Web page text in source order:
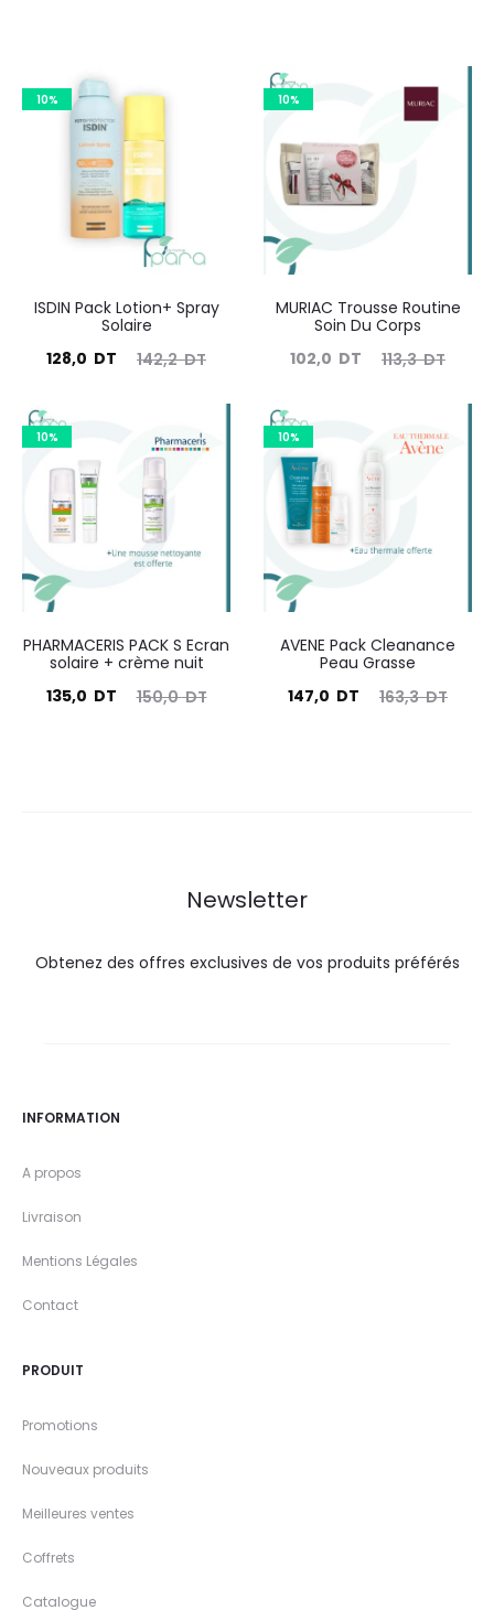
10%
ISDIN Pack Lotion+ Spray
Solaire
142,2DT
Le
était :
142,2
DT.
128,0 DT
Le
10%
MURIAC Trousse Routine
Soin Du Corps
113,3DT
Le
était :
113,3
DT.
102,0 DT
Le
actuel
est :
102,0
DT.
10%
PHARMACERIS PACK S Ecran
solaire + crème nuit
150,0DT
Le
135,0 DT
Le
10%
AVENE Pack Cleanance
Peau Grasse
163,3DT
Le
147,0 DT
Le
Newsletter
Obtenez des offres exclusives de vos produits préférés
INFORMATION
A propos
Livraison
Mentions Légales
Contact
PRODUIT
Promotions
Nouveaux produits
Meilleures ventes
Coffrets
Catalogue